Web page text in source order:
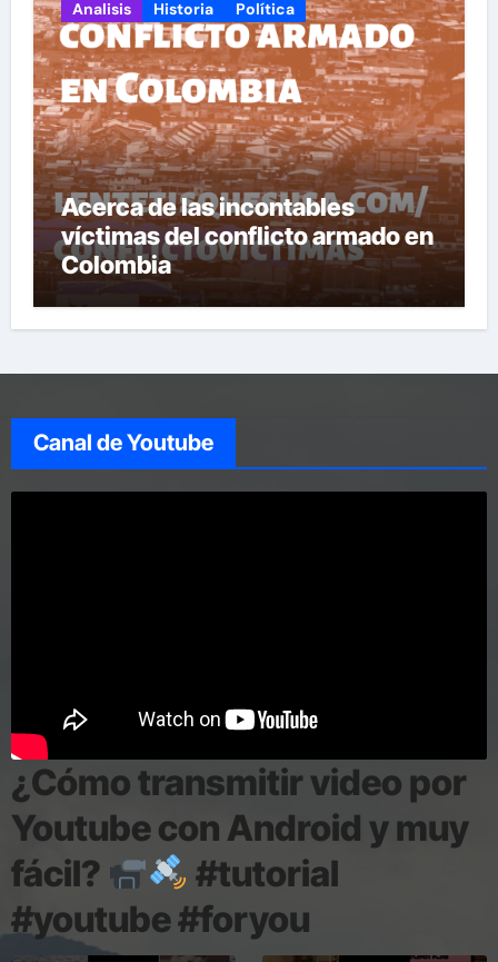
Analisis Historia Política
Acerca de las incontables
víctimas del conflicto armado en
Colombia
Canal de Youtube
¿Cómo transmitir video por
Youtube con Android y muy
fácil?
#tutorial
#youtube #foryou